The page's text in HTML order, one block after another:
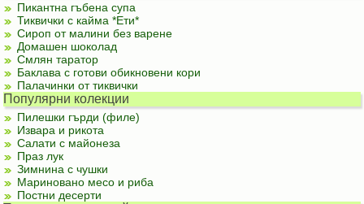
Пикантна гъбена супа
Тиквички с кайма *Ети*
Сироп от малини без варене
Домашен шоколад
Смлян таратор
Баклава с готови обикновени кори
Палачинки от тиквички
Популярни колекции
Пилешки гърди (филе)
Извара и рикота
Салати с майонеза
Праз лук
Зимнина с чушки
Мариновано месо и риба
Постни десерти